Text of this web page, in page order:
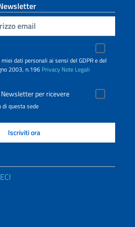
dati personali ai sensi del GDPR e del
2003, n.196 Privacy Note Legali
per ricevere
questa sede